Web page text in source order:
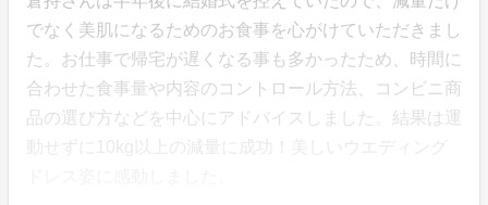
でなく美肌になるためのお食事を心がけていただきまし
た。お仕事で帰宅が遅くなる事も多かったため、時間に
合わせた食事量や内容のコントロール方法、コンビニ商
品の選び方などを中心にアドバイスしました。結果は運